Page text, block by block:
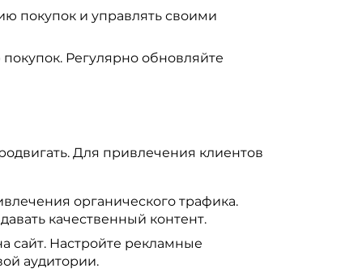
покупок и управлять своими
Регулярно обновляйте
Для привлечения клиентов
органического трафика.
качественный контент.
сайт. Настройте рекламные
аудитории.